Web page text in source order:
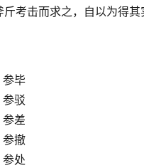
考击而求之，自以为得其
毕
驳
差
撤
处